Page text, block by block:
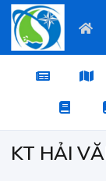
KT HẢI